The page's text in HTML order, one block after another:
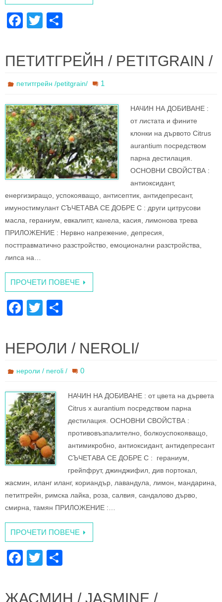
F
c
e
b
o
o
k
T
tt
er
ar
e
ПЕТИТГРЕЙН / PETITGRAIN /
петитгрейн /petitgrain/ 1
НАЧИН НА ДОБИВАНЕ :
oт листата и фините
клонки на дървото Citrus
aurantium посредством
парна дестилация.
ОСНОВНИ СВОЙСТВА :
антиоксидант,
енергизиращо, успокояващо, антисептик, антидепресант,
имуностимулант СЪЧЕТАВА СЕ ДОБРЕ С : други цитрусови
масла, гераниум, евкалипт, канела, касия, лимонова трева
ПРИЛОЖЕНИЕ : Нервно напрежение, депресия,
посттравматично разстройство, емоционални разстройства,
липса на…
ПРОЧЕТИ ПОВЕЧЕ
F
c
e
b
o
o
k
T
tt
er
ar
e
НЕРОЛИ / NEROLI/
нероли / neroli / 0
НАЧИН НА ДОБИВАНЕ : oт цвета на дървета
Citrus x aurantium посредством парна
дестилация. ОСНОВНИ СВОЙСТВА :
противовъзпалително, болкоуспокояващо,
антимикробно, антиоксидант, антидепресант
СЪЧЕТАВА СЕ ДОБРЕ С : гераниум,
грейпфрут, джинджифил, див портокал,
жасмин, иланг иланг, кориандър, лавандула, лимон, мандарина,
петитгрейн, римска лайка, роза, салвия, сандалово дърво,
смирна, тамян ПРИЛОЖЕНИЕ :…
ПРОЧЕТИ ПОВЕЧЕ
F
c
T
tt
ar
ЖАСМИН / JASMINE /